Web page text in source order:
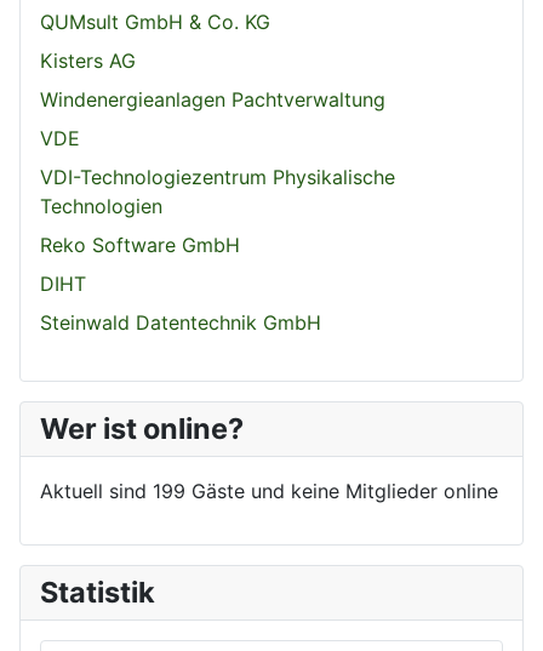
QUMsult GmbH & Co. KG
Kisters AG
Windenergieanlagen Pachtverwaltung
VDE
VDI-Technologiezentrum Physikalische
Technologien
Reko Software GmbH
DIHT
Steinwald Datentechnik GmbH
Wer ist online?
Aktuell sind 199 Gäste und keine Mitglieder online
Statistik